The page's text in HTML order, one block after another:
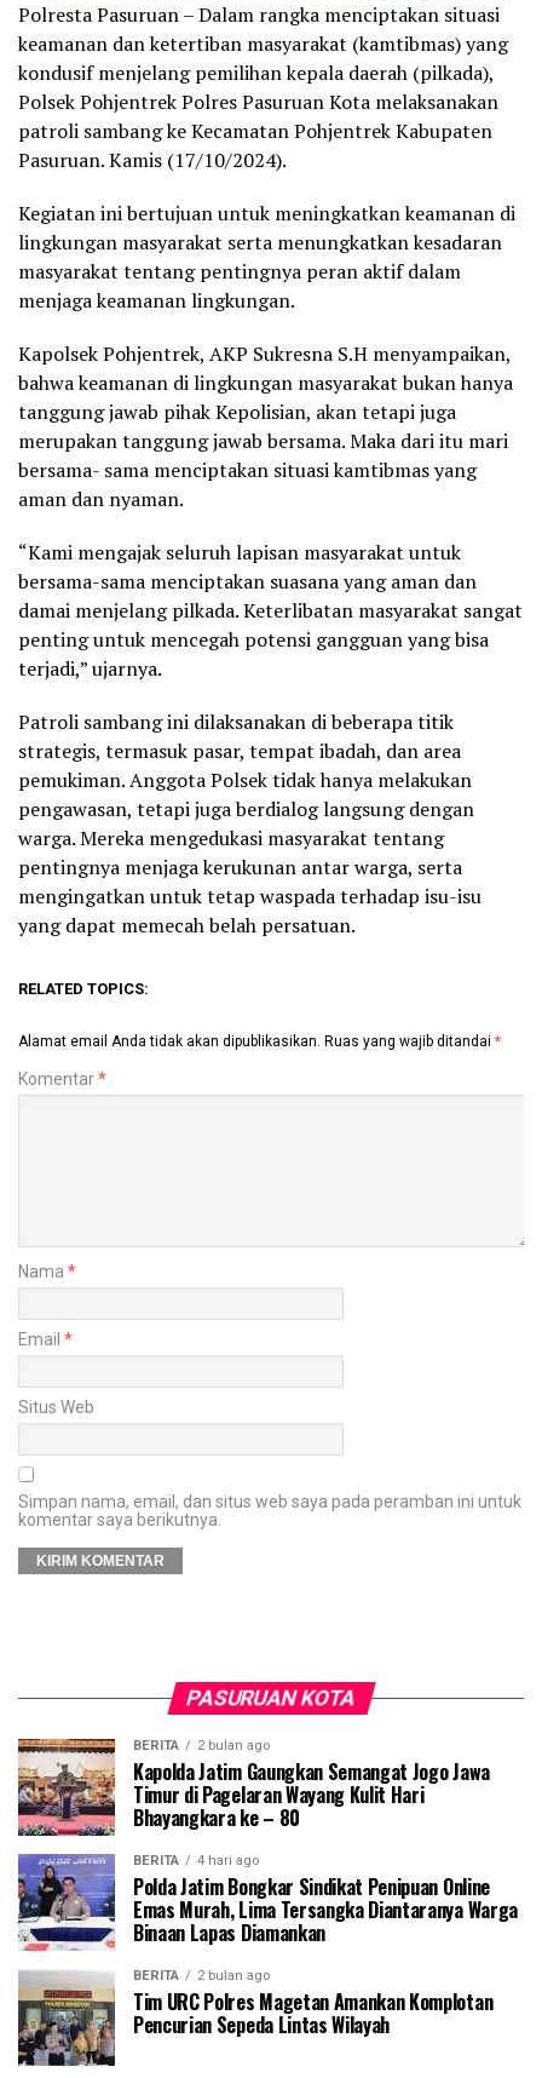
Polresta Pasuruan – Dalam rangka menciptakan situasi
keamanan dan ketertiban masyarakat (kamtibmas) yang
kondusif menjelang pemilihan kepala daerah (pilkada),
Polsek Pohjentrek Polres Pasuruan Kota melaksanakan
patroli sambang ke Kecamatan Pohjentrek Kabupaten
Pasuruan. Kamis (17/10/2024).
Kegiatan ini bertujuan untuk meningkatkan keamanan di
lingkungan masyarakat serta menungkatkan kesadaran
masyarakat tentang pentingnya peran aktif dalam
menjaga keamanan lingkungan.
Kapolsek Pohjentrek, AKP Sukresna S.H menyampaikan,
bahwa keamanan di lingkungan masyarakat bukan hanya
tanggung jawab pihak Kepolisian, akan tetapi juga
merupakan tanggung jawab bersama. Maka dari itu mari
bersama- sama menciptakan situasi kamtibmas yang
aman dan nyaman.
“Kami mengajak seluruh lapisan masyarakat untuk
bersama-sama menciptakan suasana yang aman dan
damai menjelang pilkada. Keterlibatan masyarakat sangat
penting untuk mencegah potensi gangguan yang bisa
terjadi,” ujarnya.
Patroli sambang ini dilaksanakan di beberapa titik
strategis, termasuk pasar, tempat ibadah, dan area
pemukiman. Anggota Polsek tidak hanya melakukan
pengawasan, tetapi juga berdialog langsung dengan
warga. Mereka mengedukasi masyarakat tentang
pentingnya menjaga kerukunan antar warga, serta
mengingatkan untuk tetap waspada terhadap isu-isu
yang dapat memecah belah persatuan.
RELATED TOPICS:
Alamat email Anda tidak akan dipublikasikan. Ruas yang wajib ditandai *
Komentar*
Nama *
Email *
Situs Web
Simpan nama, email, dan situs web saya pada peramban ini untuk
komentar saya berikutnya.
PASURUAN KOTA
BERITA 2 bulan ago
Kapolda Jatim Gaungkan Semangat Jogo Jawa
Timur di Pagelaran Wayang Kulit Hari
Bhayangkara ke – 80
BERITA 4 hari ago
Polda Jatim Bongkar Sindikat Penipuan Online
Emas Murah, Lima Tersangka Diantaranya Warga
Binaan Lapas Diamankan
BERITA 2 bulan ago
Tim URC Polres Magetan Amankan Komplotan
Pencurian Sepeda Lintas Wilayah